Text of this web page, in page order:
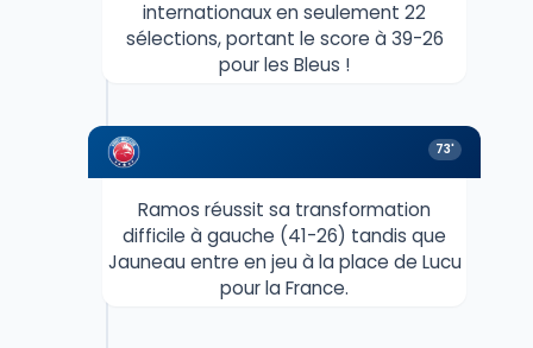
internationaux en seulement 22
sélections, portant le score à 39-26
pour les Bleus !
73'
Ramos réussit sa transformation
difficile à gauche (41-26) tandis que
Jauneau entre en jeu à la place de Lucu
pour la France.